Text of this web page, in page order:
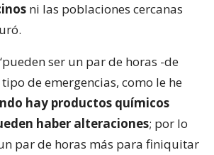
ni las poblaciones cercanas
ser un par de horas -de
de emergencias, como le he
hay productos químicos
haber alteraciones; por lo
par de horas más para finiquitar